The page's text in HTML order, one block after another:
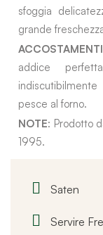
sfoggia
grande
addice
pesce al forno.
NOTE: Prodotto
1995.
Saten
Servire